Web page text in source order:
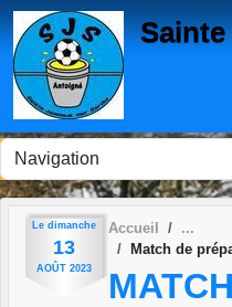
Le dimanche
13
AOÛT 2023
Accueil
Match de
Panneau de gestion des